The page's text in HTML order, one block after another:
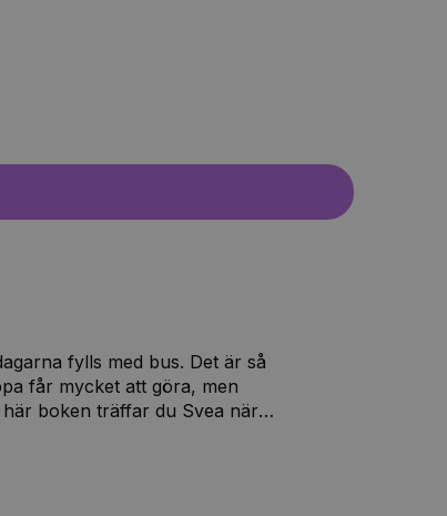
fylls med bus. Det är så
får mycket att göra, men
boken träffar du Svea när
saker då en skruv plötsligt